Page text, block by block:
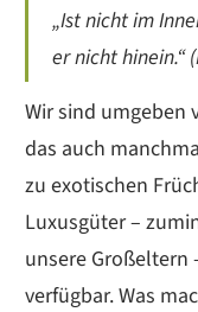
„Ist nicht im
er nicht hinein.“
Wir sind umgeben
das auch
zu exotischen
Luxusgüter –
unsere
verfügbar. Was